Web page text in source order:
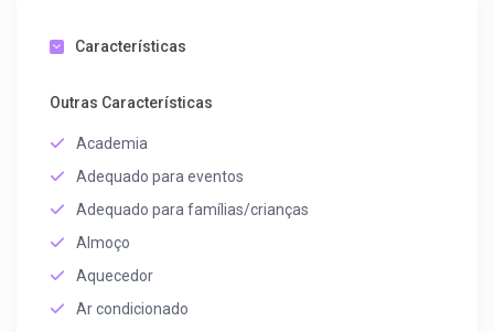
Características
Outras Características
Academia
Adequado para eventos
Adequado para famílias/crianças
Almoço
Aquecedor
Ar condicionado